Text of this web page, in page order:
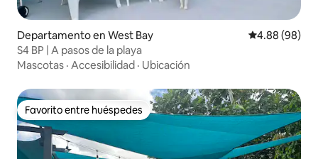
Departamento en West Bay Calificación
4.88 (98)
S4 BP | A pasos de la playa
Mascotas · Accesibilidad · Ubicación
Favorito entre huéspedes
Favorito entre huéspedes